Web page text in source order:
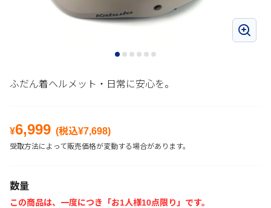
ふだん着ヘルメット・日常に安心を。
¥6,999 (税込¥7,698)
受取方法によって販売価格が変動する場合があります。
数量
この商品は、一度につき「お1人様10点限り」です。